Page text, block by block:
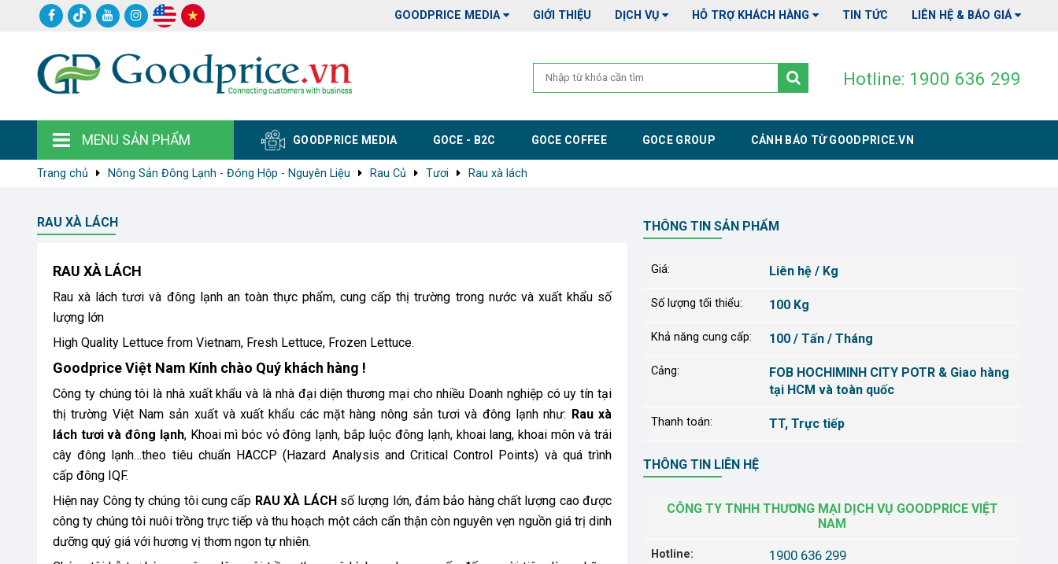
GOODPRICE MEDIA GIỚI THIỆU DỊCH VỤ HỖ TRỢ KHÁCH HÀNG TIN TỨC LIÊN HỆ & BÁO GIÁ
Hotline: 1900 636 299
MENU SẢN PHẨM GOODPRICE MEDIA GOCE - B2C GOCE COFFEE GOCE GROUP CẢNH BÁO TỪ GOODPRICE.VN
Trang chủ Nông Sản Đông Lạnh - Đóng Hộp - Nguyên Liệu Rau Củ Tươi Rau xà lách
RAU XÀ LÁCH
RAU XÀ LÁCH
Rau xà lách tươi và đông lạnh an toàn thực phẩm, cung cấp thị trường trong nước và xuất khẩu số
lượng lớn
High Quality Lettuce from Vietnam, Fresh Lettuce, Frozen Lettuce.
Goodprice Việt Nam Kính chào Quý khách hàng !
Công ty chúng tôi là nhà xuất khẩu và là nhà đại diện thương mại cho nhiều Doanh nghiệp có uy tín tại
thị trường Việt Nam sản xuất và xuất khẩu các mặt hàng nông sản tươi và đông lạnh như: Rau xà
lách tươi và đông lạnh, Khoai mì bóc vỏ đông lạnh, bắp luộc đông lạnh, khoai lang, khoai môn và trái
cây đông lạnh…theo tiêu chuẩn HACCP (Hazard Analysis and Critical Control Points) và quá trình
cấp đông IQF.
Hiện nay Công ty chúng tôi cung cấp RAU XÀ LÁCH số lượng lớn, đảm bảo hàng chất lượng cao được
công ty chúng tôi nuôi trồng trực tiếp và thu hoạch một cách cẩn thận còn nguyên vẹn nguồn giá trị dinh
dưỡng quý giá với hương vị thơm ngon tự nhiên.
THÔNG TIN SẢN PHẨM
Giá: Liên hệ / Kg
Số lượng tối thiểu: 100 Kg
Khả năng cung cấp: 100 / Tấn / Tháng
Cảng:
FOB HOCHIMINH CITY POTR & Giao hàng
tại HCM và toàn quốc
Thanh toán: TT, Trực tiếp
THÔNG TIN LIÊN HỆ
CÔNG TY TNHH THƯƠNG MẠI DỊCH VỤ GOODPRICE VIỆT
NAM
Hotline: 1900 636 299